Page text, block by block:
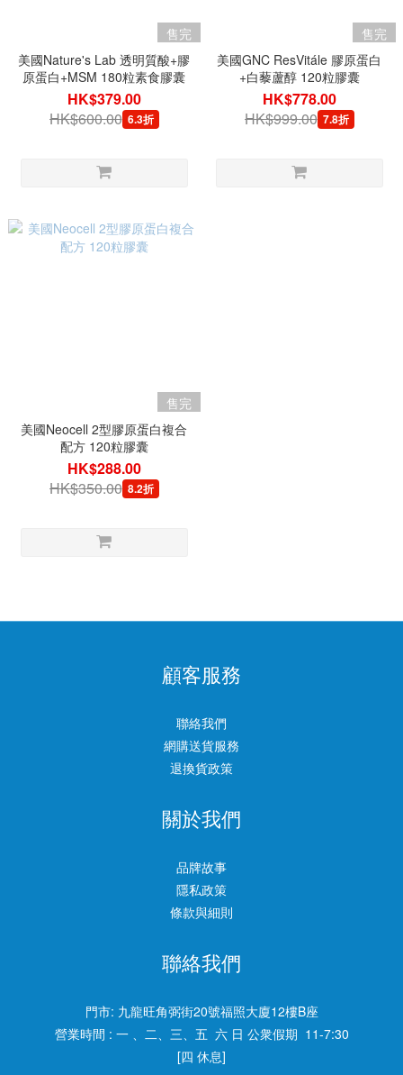
售完
美國Nature's Lab 透明質酸+膠
原蛋白+MSM 180粒素食膠囊
HK$379.00
HK$600.00 6.3折
售完
美國GNC ResVitále 膠原蛋白
+白藜蘆醇 120粒膠囊
HK$778.00
HK$999.00 7.8折
售完
美國Neocell 2型膠原蛋白複合
配方 120粒膠囊
HK$288.00
HK$350.00 8.2折
顧客服務
聯絡我們
網購送貨服務
退換貨政策
關於我們
品牌故事
隱私政策
條款與細則
聯絡我們
門市: 九龍旺角弼街20號福照大廈12樓B座
營業時間 : 一 、二、三、五 六 日 公衆假期 11-7:30
[四 休息]